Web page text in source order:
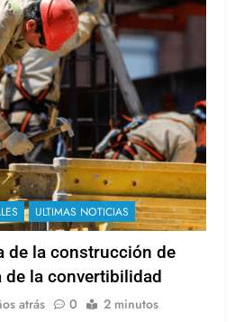
ULTIMAS NOTICIAS
de la construcción de
la convertibilidad
atrás 0 2 minutos